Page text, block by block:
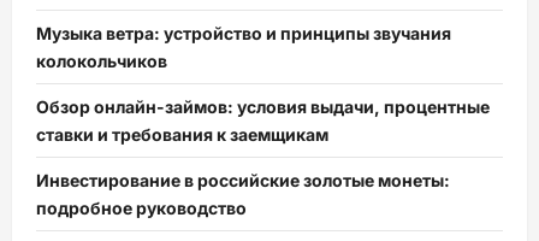
Музыка ветра: устройство и принципы звучания
колокольчиков
Обзор онлайн-займов: условия выдачи, процентные
ставки и требования к заемщикам
Инвестирование в российские золотые монеты:
подробное руководство